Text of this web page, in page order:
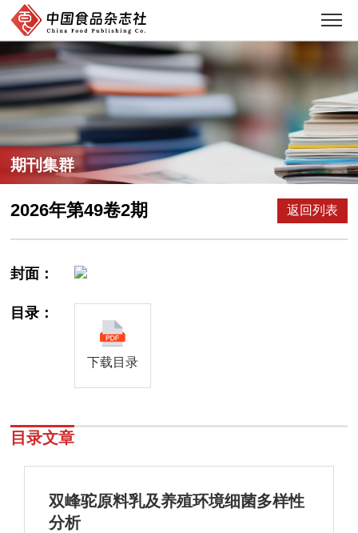
期刊集群
2026年第49卷2期 返回列表
封面：
目录：
下载目录
目录文章
双峰驼原料乳及养殖环境细菌多样性
分析